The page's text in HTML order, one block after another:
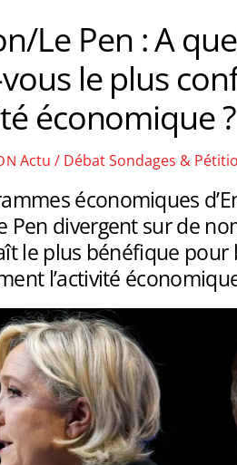
Le Pen : A
le plus
économique ?
Actu / Débat Sondages &
économiques
Pen divergent sur de
le plus bénéfique pour
l’activité